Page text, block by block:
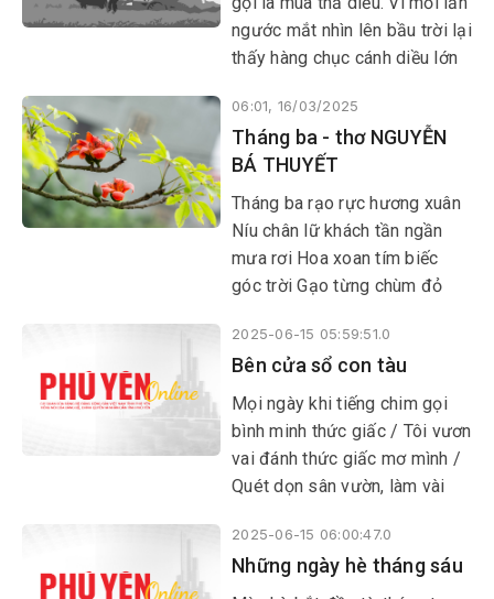
tươi đẹp, được khoác lên
người màu áo xanh tình
ngước mắt nhìn lên bầu trời lại
thấy hàng chục cánh diều lớn
thù. Diều cá mập, diều cá sấu,
diều rắn, diều thỏ… đa dạng,
không giống như cánh diều
làm bằng giấy dán chặt vào
cái khung tre mỏng mà ngày
bé tôi thường ra thềm nhà ngồi
làm rồi ước cánh diều sẽ bay
06:01, 16/03/2025
Tháng ba - thơ NGUYỄN
BÁ THUYẾT
Tháng ba rạo rực hương xuân
Níu chân lữ khách tần ngần
mưa rơi Hoa xoan tím biếc
góc trời Gạo từng chùm đỏ
2025-06-15 05:59:51.0
Bên cửa sổ con tàu
Mọi ngày khi tiếng chim gọi
bình minh thức giấc / Tôi vươn
vai đánh thức giấc mơ mình /
Quét dọn sân vườn, làm vài
tin, chat zalo, facebook...
2025-06-15 06:00:47.0
​​​​​​​Những ngày hè tháng sáu